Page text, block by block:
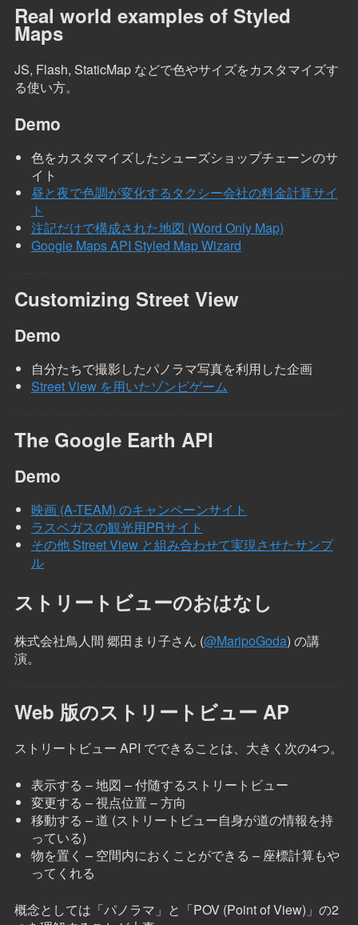
Real world examples of Styled
Maps
JS, Flash, StaticMap などで色やサイズをカスタマイズす
る使い方。
Demo
色をカスタマイズしたシューズショップチェーンのサ
イト
昼と夜で色調が変化するタクシー会社の料金計算サイ
ト
注記だけで構成された地図 (Word Only Map)
Google Maps API Styled Map Wizard
Customizing Street View
Demo
自分たちで撮影したパノラマ写真を利用した企画
Street View を用いたゾンビゲーム
The Google Earth API
Demo
映画 (A-TEAM) のキャンペーンサイト
ラスベガスの観光用PRサイト
その他 Street View と組み合わせて実現させたサンプ
ル
ストリートビューのおはなし
株式会社鳥人間 郷田まり子さん (@MaripoGoda) の講
演。
Web 版のストリートビュー AP
ストリートビュー API でできることは、大きく次の4つ。
表示する – 地図 – 付随するストリートビュー
変更する – 視点位置 – 方向
移動する – 道 (ストリートビュー自身が道の情報を持
っている)
物を置く – 空間内におくことができる – 座標計算もや
ってくれる
概念としては「パノラマ」と「POV (Point of View)」の2